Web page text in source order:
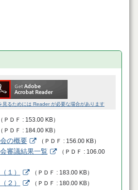
見るためには Reader が必要な場合があります
（ ＰＤＦ 153.00 KB）
（ ＰＤＦ 184.00 KB）
の概要 （ ＰＤＦ 156.00 KB）
審議結果一覧 （ ＰＤＦ
106.00
１） （ ＰＤＦ 183.00 KB）
２） （ ＰＤＦ 180.00 KB）